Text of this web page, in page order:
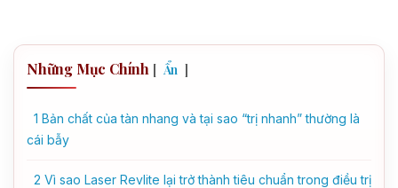
Những Mục Chính [ Ẩn ]
1 Bản chất của tàn nhang và tại sao “trị nhanh” thường là
cái bẫy
2 Vì sao Laser Revlite lại trở thành tiêu chuẩn trong điều trị